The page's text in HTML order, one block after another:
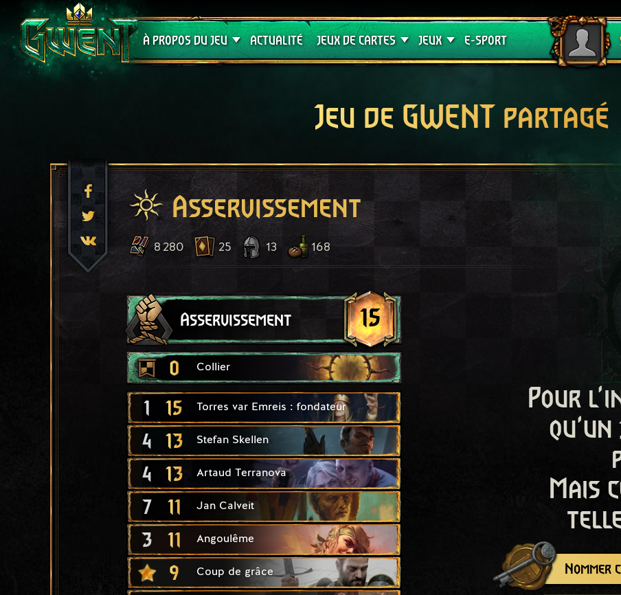
À PROPOS DU JEU
Assistance
ACTUALITÉ JEUX DE CARTES
Crimson Curse
JEUX
Guides de jeux
E-SPORT
Jeu de GWENT partagé
Asservissement
8 280 25 13 168
Asservissement 15
0 Collier
1 15 Torres var Emreis : fondateur
4 13 Stefan Skellen
4 13 Artaud Terranova
7 11 Jan Calveit
3 11 Angoulême
9 Coup de grâce
Pour
qu'un
Mais
Nommer